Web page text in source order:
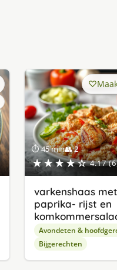
⏱ 45 min👥 2
★★★★☆ 4.17
varkenshaas met
paprika- rijst en
Avondeten &
Bijgerechten